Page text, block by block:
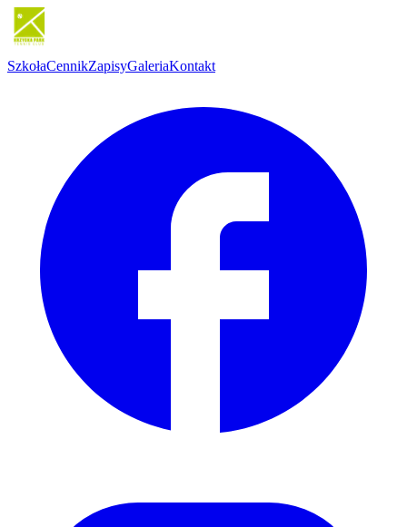
SzkołaCennikZapisyGaleriaKontakt